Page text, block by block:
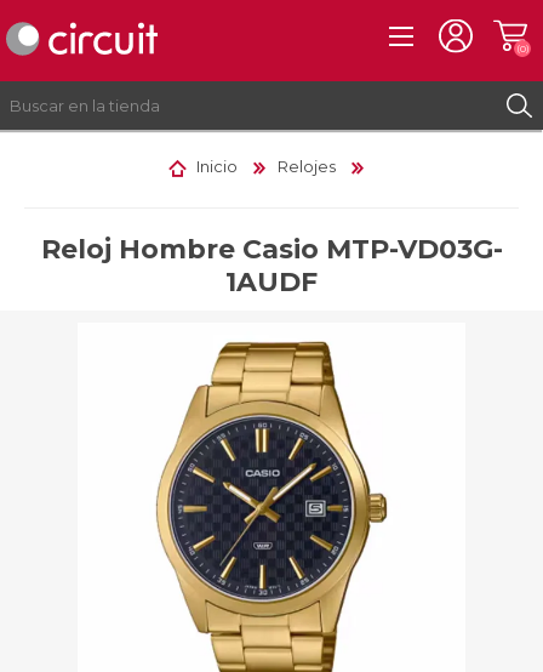
INICIAR SESIÓN
(0)
Inicio Relojes
Reloj Hombre Casio MTP-VD03G-
1AUDF